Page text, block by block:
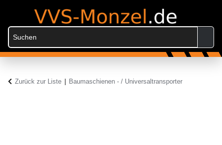
Zurück zur Liste Baumaschienen - / Universaltransporter